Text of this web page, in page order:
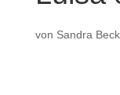
von Sandra Beck